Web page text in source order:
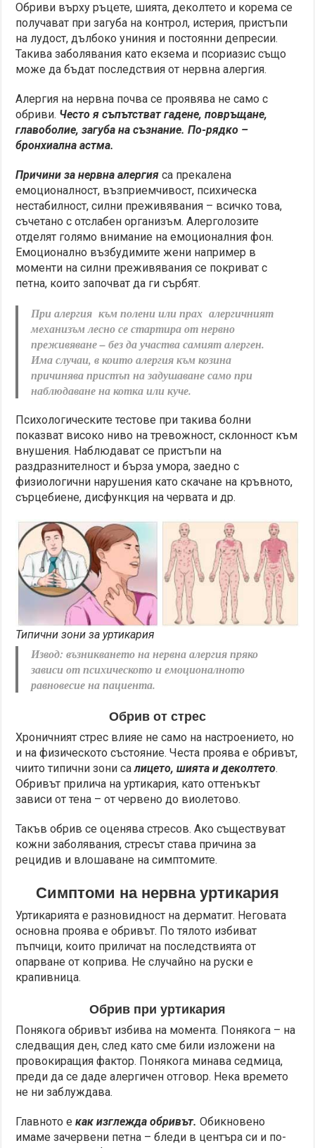
Обриви върху ръцете, шията, деколтето и корема се
получават при загуба на контрол, истерия, пристъпи
на лудост, дълбоко униния и постоянни депресии.
Такива заболявания като екзема и псориазис също
може да бъдат последствия от нервна алергия.
Алергия на нервна почва се проявява не само с
обриви. Често я съпътстват гадене, повръщане,
главоболие, загуба на съзнание. По-рядко –
бронхиална астма.
Причини за нервна алергия са прекалена
емоционалност, възприемчивост, психическа
нестабилност, силни преживявания – всичко това,
съчетано с отслабен организъм. Алерголозите
отделят голямо внимание на емоционалния фон.
Емоционално възбудимите жени например в
моменти на силни преживявания се покриват с
петна, които започват да ги сърбят.
При алергия към полени или прах алергичният
механизъм лесно се стартира от нервно
преживяване – без да участва самият алерген.
Има случаи, в които алергия към козина
причинява пристъп на задушаване само при
наблюдаване на котка или куче.
Психологическите тестове при такива болни
показват високо ниво на тревожност, склонност към
внушения. Наблюдават се пристъпи на
раздразнителност и бърза умора, заедно с
физиологични нарушения като скачане на кръвното,
сърцебиене, дисфункция на червата и др.
Типични зони за уртикария
Извод: възникването на нервна алергия пряко
зависи от психическото и емоционалното
равновесие на пациента.
Обрив от стрес
Хроничният стрес влияе не само на настроението, но
и на физическото състояние. Честа проява е обривът,
чиито типични зони салицето, шията и деколтето.
Обривът прилича на уртикария, като оттенъкът
зависи от тена – от червено до виолетово.
Такъв обрив се оценява стресов. Ако съществуват
кожни заболявания, стресът става причина за
рецидив и влошаване на симптомите.
Симптоми на нервна уртикария
Уртикарията е разновидност на дерматит. Неговата
основна проява е обривът. По тялото избиват
пъпчици, които приличат на последствията от
опарване от коприва. Не случайно на руски е
крапивница.
Обрив при уртикария
Понякога обривът избива на момента. Понякога – на
следващия ден, след като сме били изложени на
провокиращия фактор. Понякога минава седмица,
преди да се даде алергичен отговор. Нека времето
не ни заблуждава.
Главното екак изглежда обривът. Обикновено
имаме зачервени петна – бледи в центъра си и по-